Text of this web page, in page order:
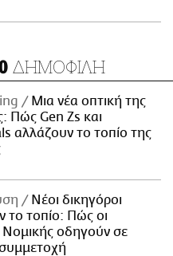
ΔΗΜΟΦΙΛΗ
Μια νέα οπτική της
Πώς Gen Zs και
αλλάζουν το τοπίο της
Νέοι δικηγόροι
το τοπίο: Πώς οι
οδηγούν σε